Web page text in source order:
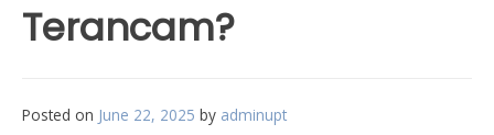
Terancam?
Posted on June 22, 2025 by adminupt